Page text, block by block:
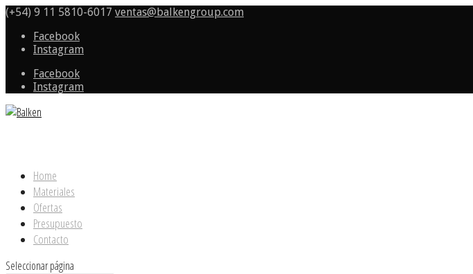
(+54) 9 11 5810-6017 ventas@balkengroup.com
Facebook
Instagram
Facebook
Instagram
Home
Materiales
Ofertas
Presupuesto
Contacto
Seleccionar página